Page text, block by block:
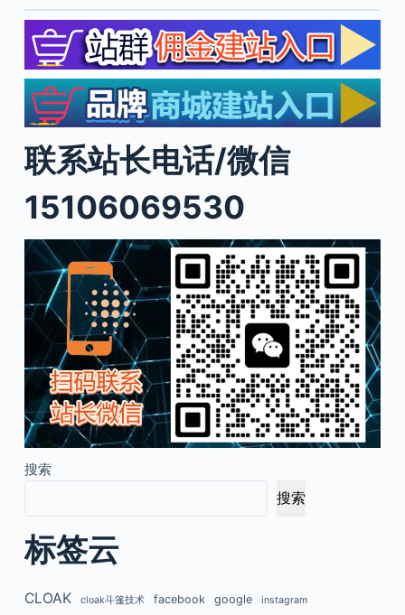
联系站长电话/微信
15106069530
搜索
搜索
标签云
CLOAK cloak斗篷技术 facebook google instagram